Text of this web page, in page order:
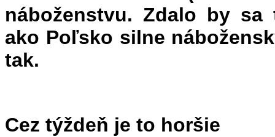
náboženstvu. Zdalo by
ako Poľsko silne
tak.
Cez týždeň je to horšie